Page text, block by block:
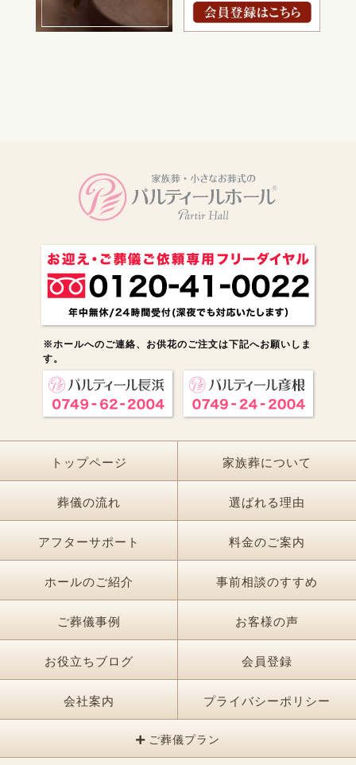
※ホールへのご連絡、お供花のご注文は下記へお願いしま
す。
トップページ 家族葬について
葬儀の流れ 選ばれる理由
アフターサポート 料金のご案内
ホールのご紹介 事前相談のすすめ
ご葬儀事例 お客様の声
お役立ちブログ 会員登録
会社案内 プライバシーポリシー
ご葬儀プラン